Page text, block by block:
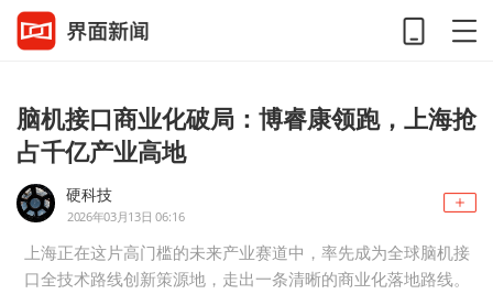
脑机接口商业化破局：博睿康领跑，上海抢
占千亿产业高地
硬科技
2026年03月13日 06:16
上海正在这片高门槛的未来产业赛道中，率先成为全球脑机接
口全技术路线创新策源地，走出一条清晰的商业化落地路线。